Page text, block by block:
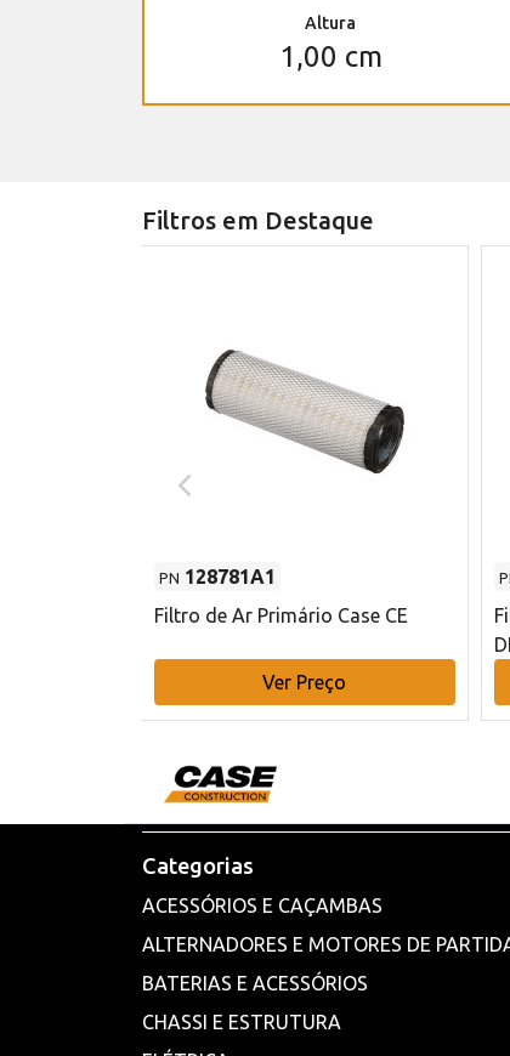
Altura
1,00 cm
Filtros em Destaque
PN 128781A1
Filtro de Ar Primário Case CE
Ver Preço
Categorias
ACESSÓRIOS E CAÇAMBAS
ALTERNADORES E MOTORES DE
BATERIAS E ACESSÓRIOS
CHASSI E ESTRUTURA